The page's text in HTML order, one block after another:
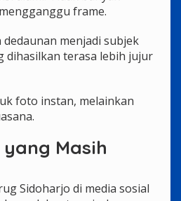
frame.
dedaunan menjadi subjek
dihasilkan terasa lebih jujur
foto instan, melainkan
Masih
Sidoharjo di media sosial